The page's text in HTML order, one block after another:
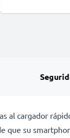
al cargador
que su